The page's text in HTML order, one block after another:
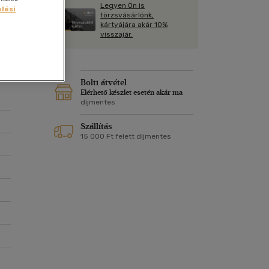
Kártya
Képeslap
Naptár
Vallás, mitológia
Legyen Ön is
törzsvásárlónk,
kártyájára akár 10%
visszajár.
Bolti átvétel
Elérhető készlet esetén akár ma
díjmentes
Szállítás
15 000 Ft felett díjmentes